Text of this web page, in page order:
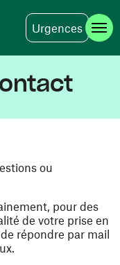
Urgences
ou
pour des
de votre prise en
répondre par mail